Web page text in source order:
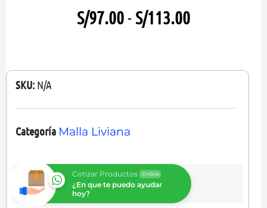
S/97.00-S/113.00
SKU: N/A
Categoría Malla Liviana
Cotizar Productos Online
¿En que te puedo ayudar
hoy?